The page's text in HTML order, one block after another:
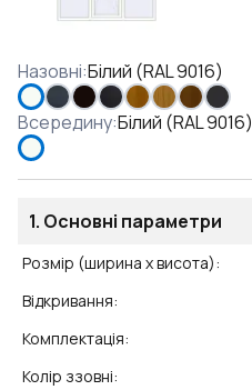
Назовні:Білий (RAL 9016)
Всередину:Білий (RAL 9016)
1. Основні параметри
Розмір (ширина x висота):
Відкривання:
Комплектація:
Колір ззовні: